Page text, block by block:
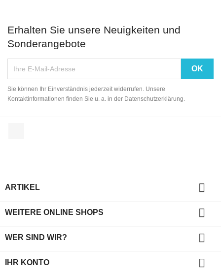
Erhalten Sie unsere Neuigkeiten und
Sonderangebote
Sie können Ihr Einverständnis jederzeit widerrufen. Unsere
Kontaktinformationen finden Sie u. a. in der Datenschutzerklärung.
ARTIKEL 
WEITERE ONLINE SHOPS 
WER SIND WIR? 
IHR KONTO 